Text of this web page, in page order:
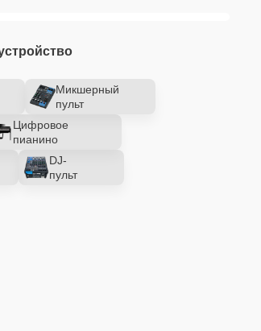
Микшерный
пульт
Цифровое
пианино
DJ-
пульт